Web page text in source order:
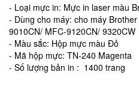
- Loại mực in: Mực in laser màu
- Dùng cho máy: cho máy
9010CN/ MFC-9120CN/ 9320CW
- Màu sắc: Hộp mực màu Đỏ
- Mã hộp mực: TN-240 Magenta
- Số lượng bản in : 1400 trang